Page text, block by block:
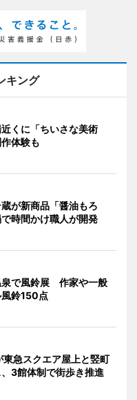
キング
くに「ちいさな美術
体験も
が新商品「醤油もろ
時間かけ職人が開発
泉で風鈴展 作家や一般
鈴150点
急スクエア屋上と竪町
3館体制で街歩き推進